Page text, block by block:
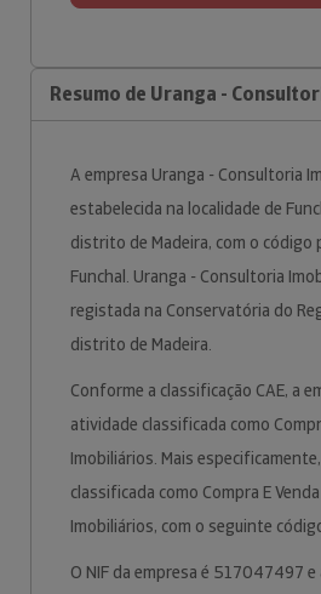
Resumo de Uranga -
A empresa Uranga - Consultoria
estabelecida na localidade de
distrito de Madeira, com o
Funchal. Uranga - Consultoria
registada na Conservatória do
distrito de Madeira.
Conforme a classificação CAE, a
atividade classificada como
Imobiliários. Mais
classificada como Compra E
Imobiliários, com o seguinte
O NIF da empresa é 517047497